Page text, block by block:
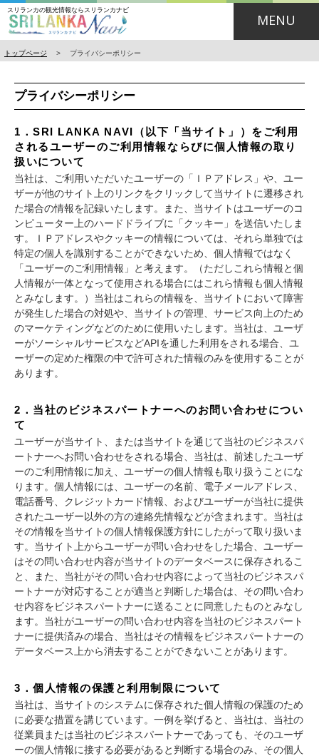
スリランカの観光情報ならスリランカナビ
MENU
トップページ > プライバシーポリシー
プライバシーポリシー
1．SRI LANKA NAVI（以下「当サイト」）をご利用
されるユーザーのご利用情報ならびに個人情報の取り
扱いについて
当社は、ご利用いただいたユーザーの「ＩＰアドレス」や、ユー
ザーが他のサイト上のリンクをクリックして当サイトに遷移され
た場合の情報を記録いたします。また、当サイトはユーザーのコ
ンピューター上のハードドライブに「クッキー」を送信いたしま
す。ＩＰアドレスやクッキーの情報については、それら単独では
特定の個人を識別することができないため、個人情報ではなく
「ユーザーのご利用情報」と考えます。（ただしこれら情報と個
人情報が一体となって使用される場合にはこれら情報も個人情報
とみなします。）当社はこれらの情報を、当サイトにおいて障害
が発生した場合の対処や、当サイトの管理、サービス向上のため
のマーケティングなどのために使用いたします。当社は、ユーザ
ーがソーシャルサービスなどAPIを通した利用をされる場合、ユ
ーザーの定めた権限の中で許可された情報のみを使用することが
あります。
2．当社のビジネスパートナーへのお問い合わせについ
て
ユーザーが当サイト、または当サイトを通じて当社のビジネスパ
ートナーへお問い合わせをされる場合、当社は、前述したユーザ
ーのご利用情報に加え、ユーザーの個人情報も取り扱うことにな
ります。個人情報には、ユーザーの名前、電子メールアドレス、
電話番号、クレジットカード情報、およびユーザーが当社に提供
されたユーザー以外の方の連絡先情報などが含まれます。当社は
その情報を当サイトの個人情報保護方針にしたがって取り扱いま
す。当サイト上からユーザーが問い合わせをした場合、ユーザー
はその問い合わせ内容が当サイトのデータベースに保存されるこ
と、また、当社がその問い合わせ内容によって当社のビジネスパ
ートナーが対応することが適当と判断した場合は、その問い合わ
せ内容をビジネスパートナーに送ることに同意したものとみなし
ます。当社がユーザーの問い合わせ内容を当社のビジネスパート
ナーに提供済みの場合、当社はその情報をビジネスパートナーの
データベース上から消去することができないことがあります。
3．個人情報の保護と利用制限について
当社は、当サイトのシステムに保存された個人情報の保護のため
に必要な措置を講じています。一例を挙げると、当社は、当社の
従業員または当社のビジネスパートナーであっても、そのユーザ
ーの個人情報に接する必要があると判断する場合のみ、その個人